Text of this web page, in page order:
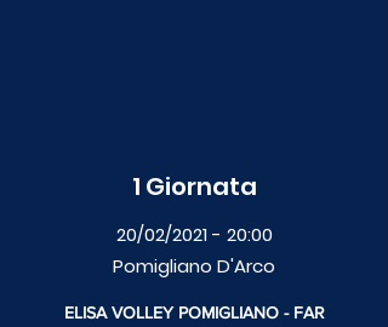
1 Giornata
ELISA VOLLEY POMIGLIANO - FAR
20/02/2021 - 20:00
Pomigliano D'Arco